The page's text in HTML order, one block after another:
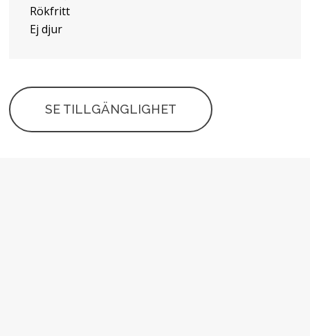
Rökfritt
Ej djur
SE TILLGÄNGLIGHET